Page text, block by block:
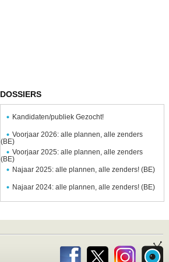
DOSSIERS
Kandidaten/publiek Gezocht!
Voorjaar 2026: alle plannen, alle zenders
(BE)
Voorjaar 2025: alle plannen, alle zenders
(BE)
Najaar 2025: alle plannen, alle zenders! (BE)
Najaar 2024: alle plannen, alle zenders! (BE)